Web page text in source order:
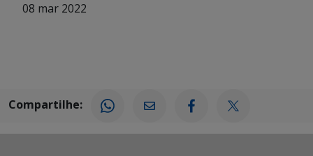
08 mar 2022
Compartilhe: